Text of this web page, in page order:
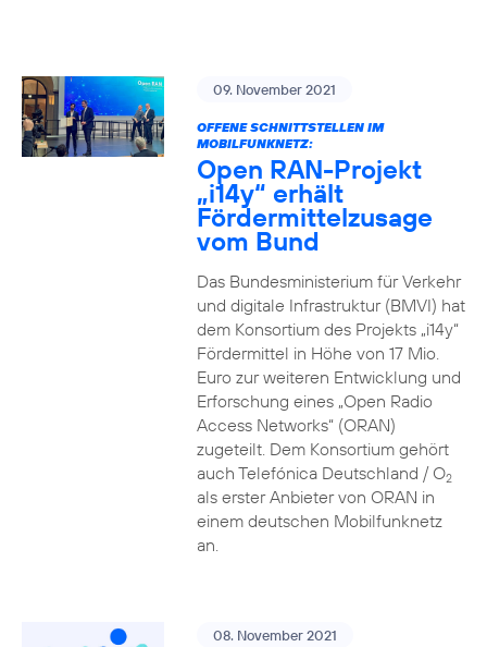
09. November 2021
OFFENE SCHNITTSTELLEN IM
MOBILFUNKNETZ:
Open RAN-Projekt
„i14y“ erhält
Fördermittelzusage
vom Bund
Das Bundesministerium für Verkehr
und digitale Infrastruktur (BMVI) hat
dem Konsortium des Projekts „i14y“
Fördermittel in Höhe von 17 Mio.
Euro zur weiteren Entwicklung und
Erforschung eines „Open Radio
Access Networks“ (ORAN)
zugeteilt. Dem Konsortium gehört
auch Telefónica Deutschland / O2
als erster Anbieter von ORAN in
einem deutschen Mobilfunknetz
an.
08. November 2021